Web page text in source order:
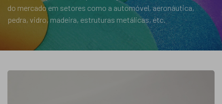
do mercado em setores como a automóvel, aeronáutica,
pedra, vidro, madeira, estruturas metálicas, etc.